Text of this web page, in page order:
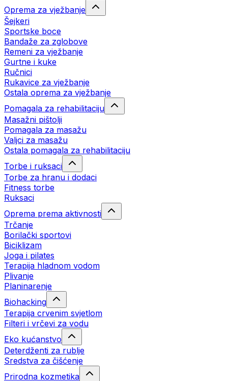
Oprema za vježbanje
Šejkeri
Sportske boce
Bandaže za zglobove
Remeni za vježbanje
Gurtne i kuke
Ručnici
Rukavice za vježbanje
Ostala oprema za vježbanje
Pomagala za rehabilitaciju
Masažni pištolji
Pomagala za masažu
Valjci za masažu
Ostala pomagala za rehabilitaciju
Torbe i ruksaci
Torbe za hranu i dodaci
Fitness torbe
Ruksaci
Oprema prema aktivnosti
Trčanje
Borilački sportovi
Biciklizam
Joga i pilates
Terapija hladnom vodom
Plivanje
Planinarenje
Biohacking
Terapija crvenim svjetlom
Filteri i vrčevi za vodu
Eko kućanstvo
Deterdženti za rublje
Sredstva za čišćenje
Prirodna kozmetika